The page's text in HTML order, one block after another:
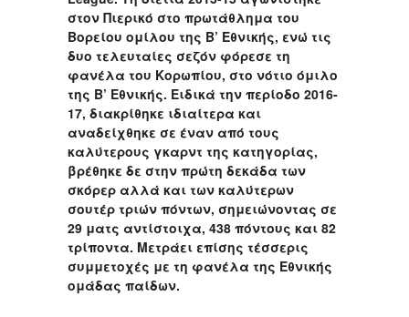
στον Πιερικό στο πρωτάθλημα του
Βορείου ομίλου της Β’ Εθνικής, ενώ τις
δυο τελευταίες σεζόν φόρεσε τη
φανέλα του Κορωπίου, στο νότιο όμιλο
της Β’ Εθνικής. Ειδικά την περίοδο 2016-
17, διακρίθηκε ιδιαίτερα και
αναδείχθηκε σε έναν από τους
καλύτερους γκαρντ της κατηγορίας,
βρέθηκε δε στην πρώτη δεκάδα των
σκόρερ αλλά και των καλύτερων
σουτέρ τριών πόντων, σημειώνοντας σε
29 ματς αντίστοιχα, 438 πόντους και 82
τρίποντα. Μετράει επίσης τέσσερις
συμμετοχές με τη φανέλα της Εθνικής
ομάδας παίδων.